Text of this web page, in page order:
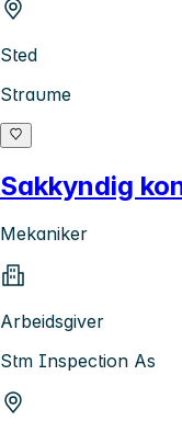
Sted
Straume
Sakkyndig
Mekaniker
Arbeidsgiver
Stm Inspection As